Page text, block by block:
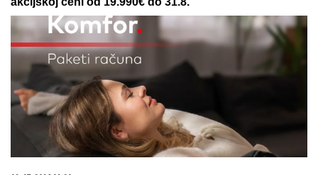
Gorko je zažalila zbog estetske
korekcije: Dalila Dragojević je htela
da se ulepša, a rezultat je bio
potpuno suprotan!
BIVŠI TRENER PARTIZANA:
me je...
by Aklamator